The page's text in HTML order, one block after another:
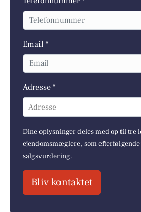
Email *
Adresse *
Adresse
Dine oplysninger deles med op til tre
ejendomsmæglere, som
salgsvurdering.
Bliv kontaktet